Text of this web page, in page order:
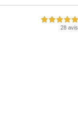
5,0 étoiles sur 5
28 avis